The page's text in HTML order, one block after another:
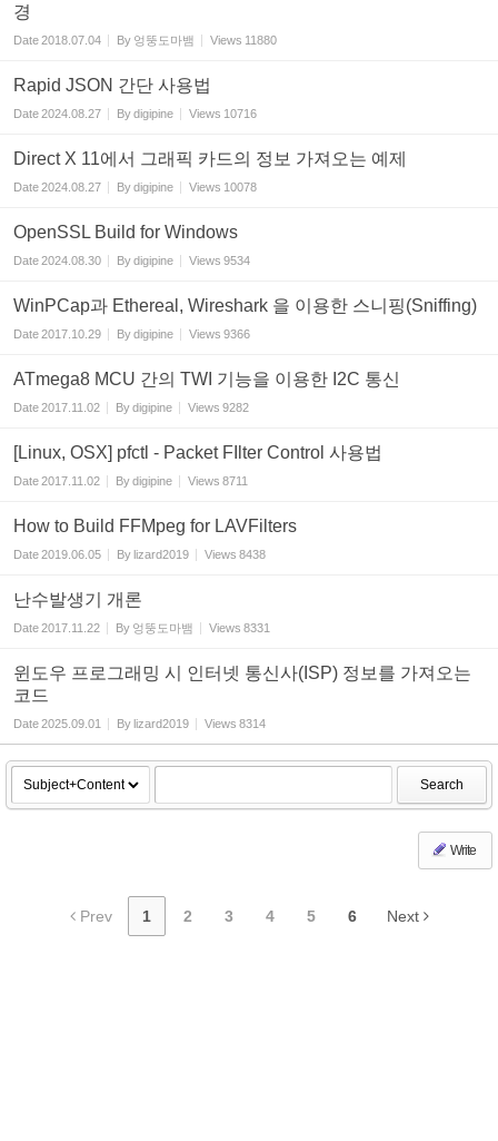
경
Date2018.07.04 By 엉뚱도마뱀 Views 11880
Rapid JSON 간단 사용법
Date2024.08.27 Bydigipine Views 10716
Direct X 11에서 그래픽 카드의 정보 가져오는 예제
Date2024.08.27 Bydigipine Views 10078
OpenSSL Build for Windows
Date2024.08.30 Bydigipine Views 9534
WinPCap과 Ethereal, Wireshark 을 이용한 스니핑(Sniffing)
Date2017.10.29 Bydigipine Views 9366
ATmega8 MCU 간의 TWI 기능을 이용한 I2C 통신
Date2017.11.02 Bydigipine Views 9282
[Linux, OSX] pfctl - Packet FIlter Control 사용법
Date2017.11.02 Bydigipine Views 8711
How to Build FFMpeg for LAVFilters
Date2019.06.05 Bylizard2019 Views 8438
난수발생기 개론
Date2017.11.22 By 엉뚱도마뱀 Views 8331
윈도우 프로그래밍 시 인터넷 통신사(ISP) 정보를 가져오는
코드
Date2025.09.01 Bylizard2019 Views 8314
Search
Write
Prev 1 2 3 4 5 6 Next